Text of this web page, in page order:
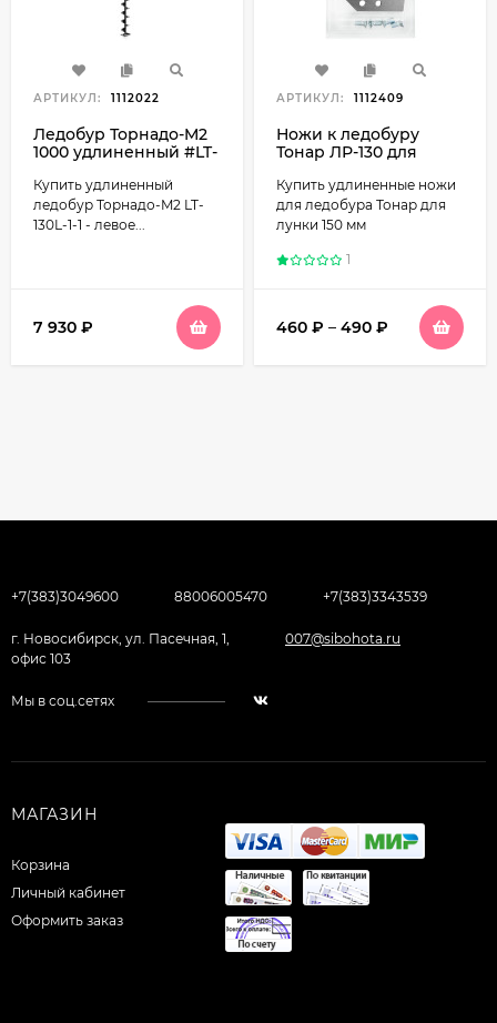
АРТИКУЛ: 1112022
Ледобур Торнадо-M2
1000 удлиненный #LT-
Купить удлиненный
ледобур Торнадо-M2 LT-
130L-1-1 - левое...
7 930 ₽
АРТИКУЛ: 1112409
Ножи к ледобуру
Тонар ЛР-130 для
удлиненные
Купить удлиненные ножи
для ледобура Тонар для
лунки 150 мм
1
460 ₽ – 490 ₽
+7(383)3049600 88006005470 +7(383)3343539
г. Новосибирск, ул. Пасечная, 1,
офис 103
007@sibohota.ru
Мы в соц.сетях
МАГАЗИН
Корзина
Личный кабинет
Оформить заказ